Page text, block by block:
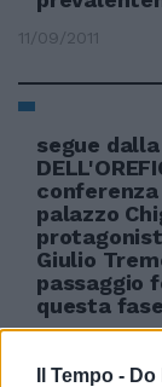
Il Tempo -
11/09/2011
segue dalla
palazzo
Giulio
passaggio
questa